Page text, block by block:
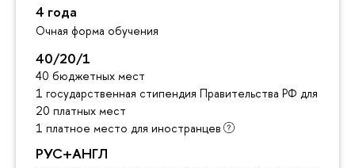
4 года
Очная форма обучения
40/20/1
40 бюджетных мест
1 государственная стипендия Правительства РФ для
20 платных мест
1 платное место для иностранцев
РУС+АНГЛ